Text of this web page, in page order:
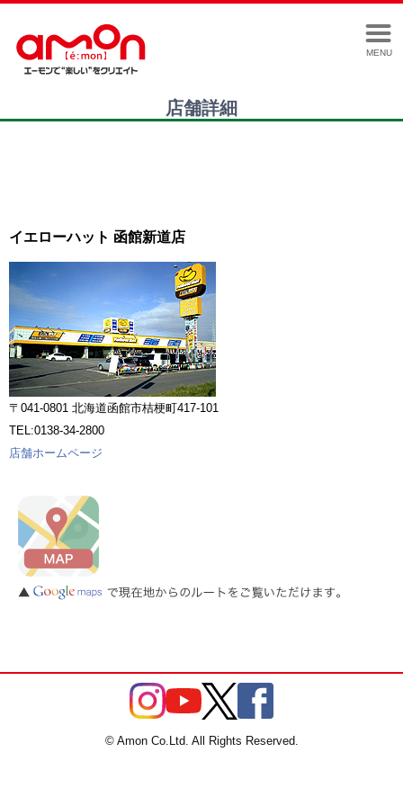
MENU
店舗詳細
イエローハット 函館新道店
〒041-0801 北海道函館市桔梗町417-101
TEL:0138-34-2800
店舗ホームページ
© Amon Co.Ltd. All Rights Reserved.